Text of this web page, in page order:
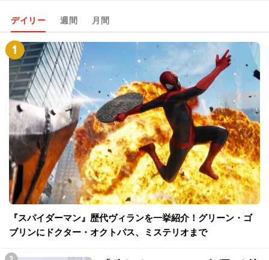
デイリー 週間 月間
『スパイダーマン』歴代ヴィランを一挙紹介！グリーン・ゴ
ブリンにドクター・オクトパス、ミステリオまで